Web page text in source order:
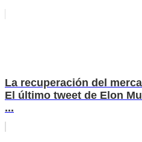
La recuperación del
El último tweet de Elon
...